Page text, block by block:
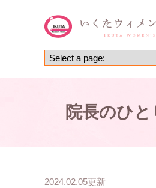
院長のひと
2024.02.05更新